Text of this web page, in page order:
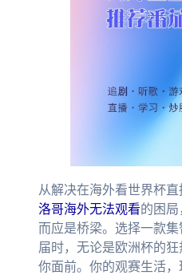
从解决在海外看世界杯
洛哥海外无法观看的困局
而应是桥梁。选择一款
届时，无论是欧洲杯的
你面前。你的观赛生活，